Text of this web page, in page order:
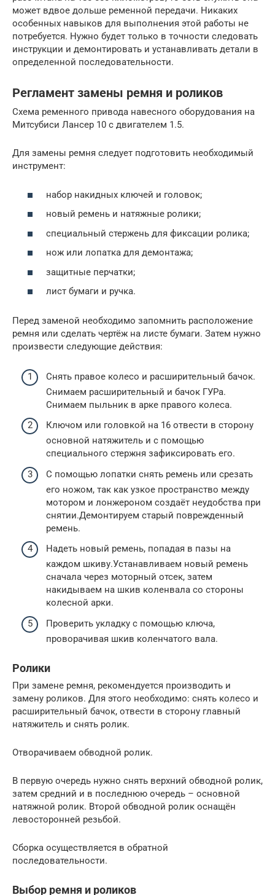
может вдвое дольше ременной передачи. Никаких
особенных навыков для выполнения этой работы не
потребуется. Нужно будет только в точности следовать
инструкции и демонтировать и устанавливать детали в
определенной последовательности.
Регламент замены ремня и роликов
Схема ременного привода навесного оборудования на
Митсубиси Лансер 10 с двигателем 1.5.
Для замены ремня следует подготовить необходимый
инструмент:
набор накидных ключей и головок;
новый ремень и натяжные ролики;
специальный стержень для фиксации ролика;
нож или лопатка для демонтажа;
защитные перчатки;
лист бумаги и ручка.
Перед заменой необходимо запомнить расположение
ремня или сделать чертёж на листе бумаги. Затем нужно
произвести следующие действия:
Снять правое колесо и расширительный бачок.
Снимаем расширительный и бачок ГУРа.
Снимаем пыльник в арке правого колеса.
Ключом или головкой на 16 отвести в сторону
основной натяжитель и с помощью
специального стержня зафиксировать его.
С помощью лопатки снять ремень или срезать
его ножом, так как узкое пространство между
мотором и лонжероном создаёт неудобства при
снятии.Демонтируем старый поврежденный
ремень.
Надеть новый ремень, попадая в пазы на
каждом шкиву.Устанавливаем новый ремень
сначала через моторный отсек, затем
накидываем на шкив коленвала со стороны
колесной арки.
Проверить укладку с помощью ключа,
проворачивая шкив коленчатого вала.
Ролики
При замене ремня, рекомендуется производить и
замену роликов. Для этого необходимо: снять колесо и
расширительный бачок, отвести в сторону главный
натяжитель и снять ролик.
Отворачиваем обводной ролик.
В первую очередь нужно снять верхний обводной ролик,
затем средний и в последнюю очередь – основной
натяжной ролик. Второй обводной ролик оснащён
левосторонней резьбой.
Сборка осуществляется в обратной
последовательности.
Выбор ремня и роликов